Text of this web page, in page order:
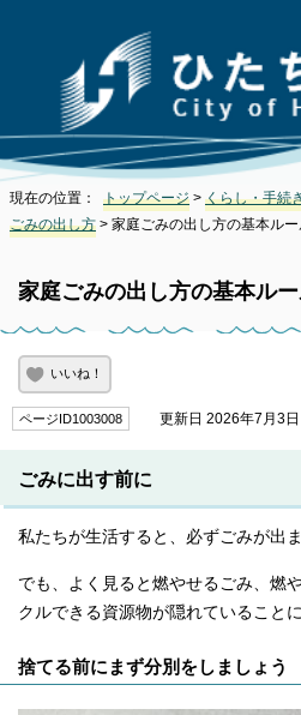
現在の位置： トップページ > くらし・手続
ごみの出し方 > 家庭ごみの出し方の基本ル
家庭ごみの出し方の基本ル
いいね！
ページID1003008 更新日 2026年7月3日
ごみに出す前に
私たちが生活すると、必ずごみが出ま
でも、よく見ると燃やせるごみ、燃
クルできる資源物が隠れていること
捨てる前にまず分別をしましょう